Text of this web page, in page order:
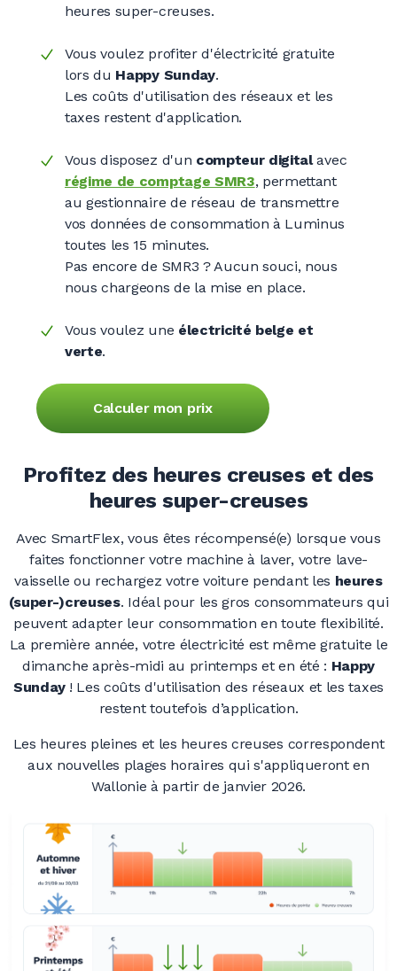
heures super-creuses.
Vous voulez profiter d'électricité gratuite
lors du Happy Sunday.
Les coûts d'utilisation des réseaux et les
taxes restent d'application.
Vous disposez d'un compteur digitalavec
régime de comptage SMR3, permettant
au gestionnaire de réseau de transmettre
vos données de consommation à Luminus
toutes les 15 minutes.
Pas encore de SMR3 ? Aucun souci, nous
nous chargeons de la mise en place.
Vous voulez une électricité belge et
verte.
Calculer mon prix
Profitez des heures creuses et des
heures super-creuses
Avec SmartFlex, vous êtes récompensé(e) lorsque vous
faites fonctionner votre machine à laver, votre lave-
vaisselle ou rechargez votre voiture pendant les heures
(super-)creuses. Idéal pour les gros consommateurs qui
peuvent adapter leur consommation en toute flexibilité.
La première année, votre électricité est même gratuite le
dimanche après-midi au printemps et en été : Happy
Sunday ! Les coûts d'utilisation des réseaux et les taxes
restent toutefois d’application.
Les heures pleines et les heures creuses correspondent
aux nouvelles plages horaires qui s'appliqueront en
Wallonie à partir de janvier 2026.